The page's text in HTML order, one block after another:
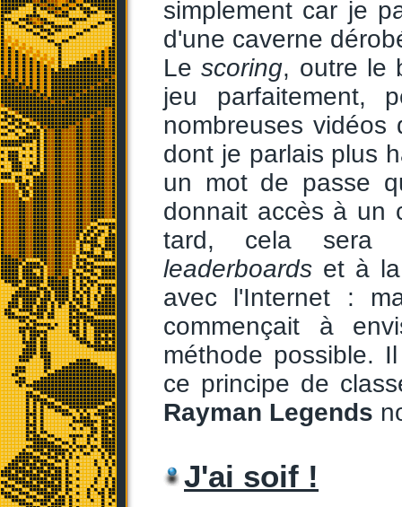
simplement car je
d'une caverne
Lescoring, outre le
jeu parfaitement,
nombreuses
dont je parlais plus
un mot de passe
donnait accès à un
tard, cela sera
leaderboards et à
avec l'Internet :
commençait à
méthode possible.
ce principe de
Rayman Legends
J'ai soif !